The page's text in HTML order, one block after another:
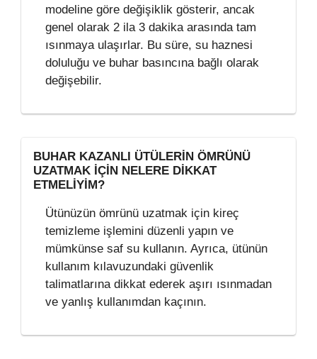
modeline göre değişiklik gösterir, ancak
genel olarak 2 ila 3 dakika arasında tam
ısınmaya ulaşırlar. Bu süre, su haznesi
doluluğu ve buhar basıncına bağlı olarak
değişebilir.
BUHAR KAZANLI ÜTÜLERIN ÖMRÜNÜ
UZATMAK IÇIN NELERE DIKKAT
ETMELIYIM?
Ütünüzün ömrünü uzatmak için kireç
temizleme işlemini düzenli yapın ve
mümkünse saf su kullanın. Ayrıca, ütünün
kullanım kılavuzundaki güvenlik
talimatlarına dikkat ederek aşırı ısınmadan
ve yanlış kullanımdan kaçının.